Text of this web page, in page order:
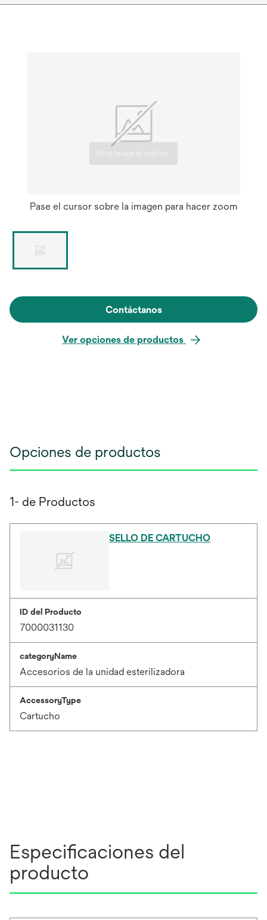
Pase el cursor sobre la imagen para hacer zoom
Contáctanos
Ver opciones de productos
Opciones de productos
1- de Productos
SELLO DE CARTUCHO
ID del Producto
7000031130
categoryName
Accesorios de la unidad esterilizadora
AccessoryType
Cartucho
Especificaciones del
producto